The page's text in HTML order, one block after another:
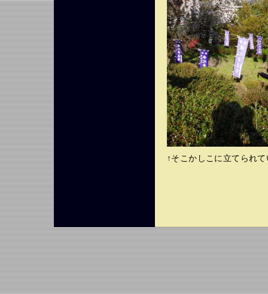
↑そこかしこに立てられ